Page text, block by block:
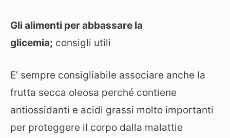
Gli alimenti per abbassare la
glicemia; consigli utili
E’ sempre consigliabile associare anche la
frutta secca oleosa perché contiene
antiossidanti e acidi grassi molto importanti
per proteggere il corpo dalla malattie